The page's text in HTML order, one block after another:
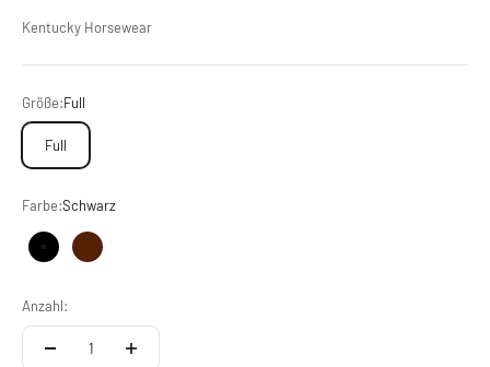
Kentucky Horsewear
Größe:Full
Full
Farbe:Schwarz
SchwarzBraun
Anzahl: